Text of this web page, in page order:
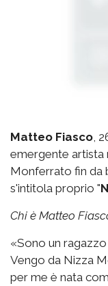
Matteo Fiasco ,
emergente artista
Monferrato fin da
s'intitola proprio "
Chi è Matteo
«Sono un
Vengo da Nizza
per me è nata